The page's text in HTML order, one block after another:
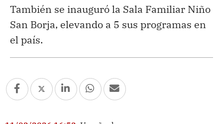
También se inauguró la Sala Familiar Niño
San Borja, elevando a 5 sus programas en
el país.